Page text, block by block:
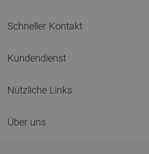
Schneller Kontakt
Kundendienst
Nützliche Links
Über uns